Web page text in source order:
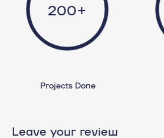
200+
Projects Done
Leave your review